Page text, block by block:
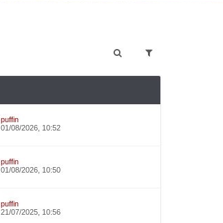
puffin
01/08/2026, 10:52
puffin
01/08/2026, 10:50
puffin
21/07/2025, 10:56